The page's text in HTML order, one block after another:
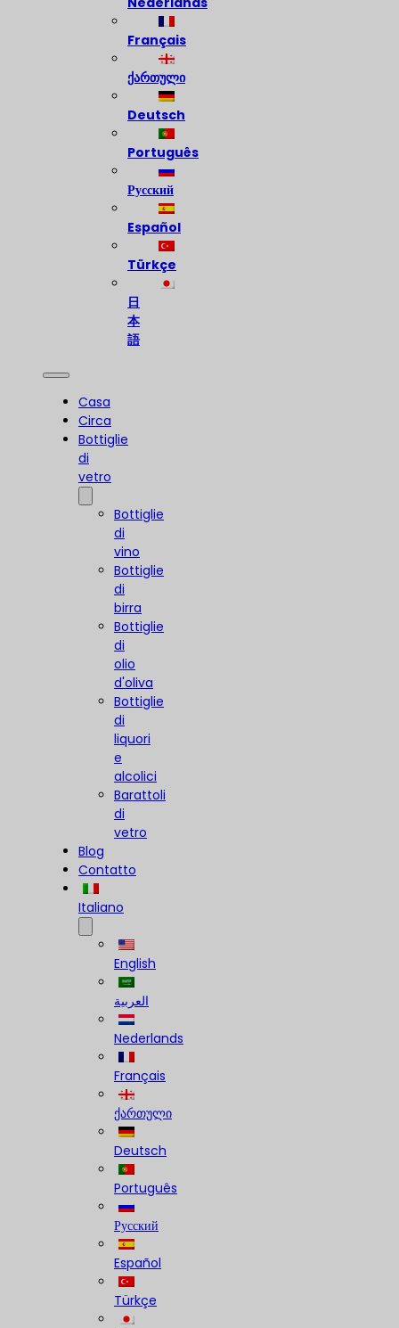
Français
ქართული
Deutsch
Português
Русский
Español
Türkçe
日
本
語
Casa
Circa
Bottiglie
di
vetro
Bottiglie
di
vino
Bottiglie
di
birra
Bottiglie
di
olio
d'oliva
Bottiglie
di
liquori
e
alcolici
Barattoli
di
vetro
Blog
Contatto
Italiano
English
العربية
Nederlands
Français
ქართული
Deutsch
Português
Русский
Español
Türkçe